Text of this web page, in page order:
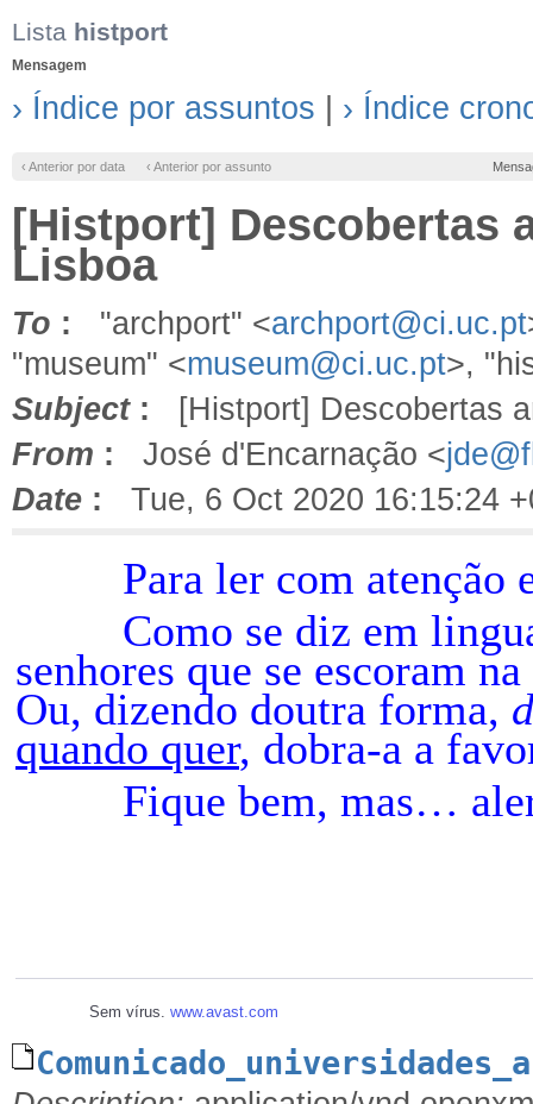
Lista histport
Mensagem
› Índice por assuntos › Índice
‹ Anterior por data ‹ Anterior por assunto
[Histport] Descobertas
Lisboa
To : "archport" <archport@ci.uc.pt
"museum" <museum@ci.uc.pt>,
Subject: [Histport] Descobertas
From : José d'Encarnação <
Date : Tue, 6 Oct 2020 16:15:24
Para ler com atenção
Como se diz em
senhores que se escoram
Ou, dizendo doutra forma,
quando quer, dobra-a a
Fique bem, mas…
Sem vírus. www.avast.com